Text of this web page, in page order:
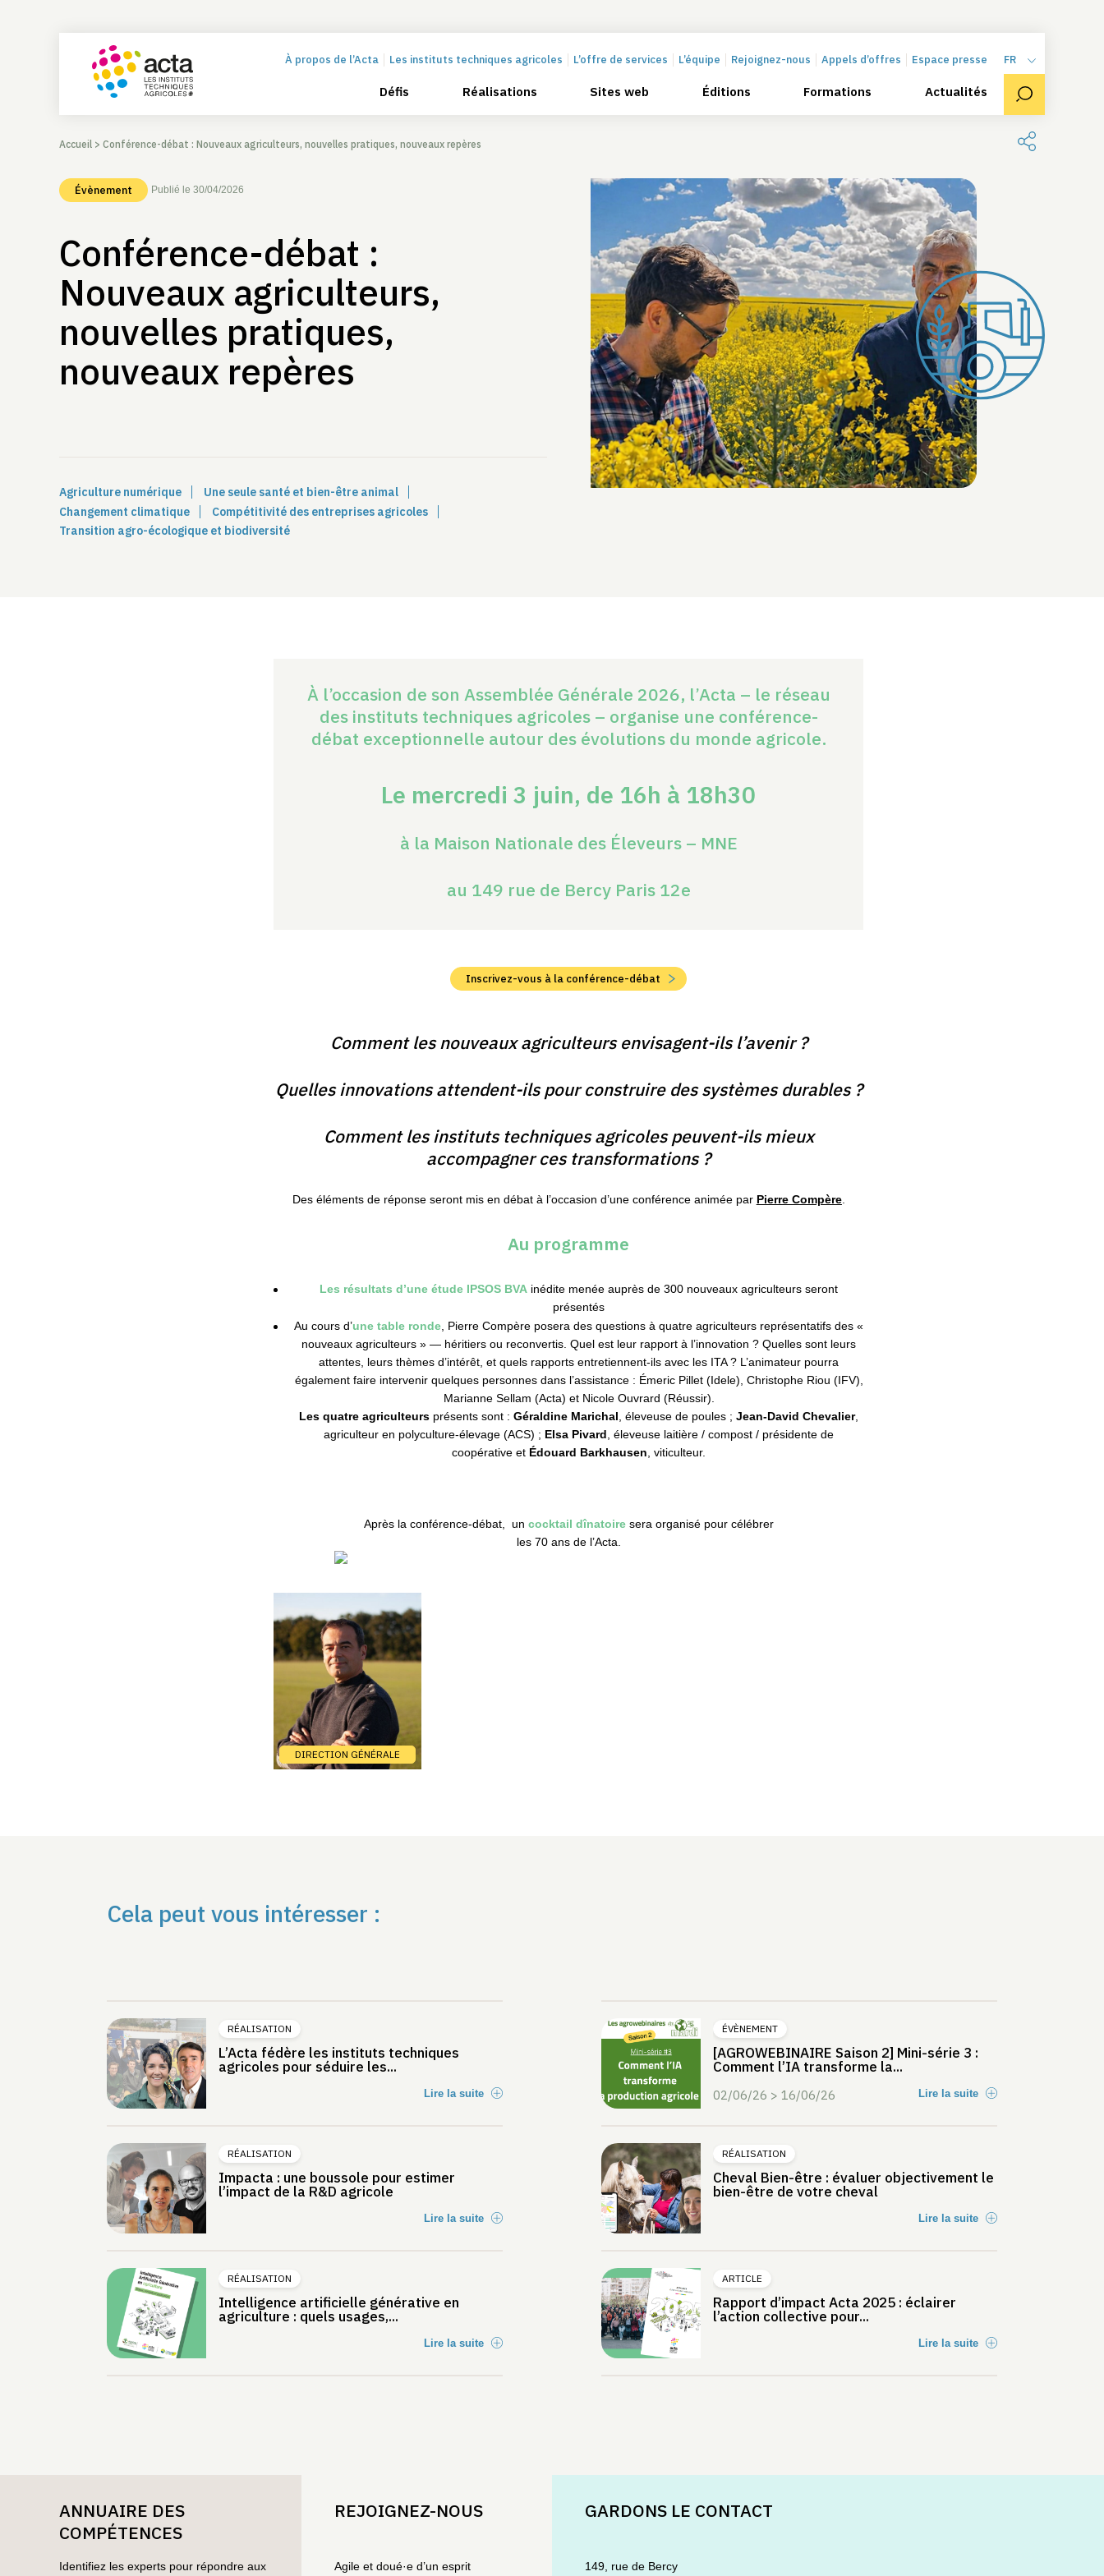
À propos de l’Acta Les instituts techniques agricoles L’offre de services L’équipe Rejoignez-nous Appels d’offres Espace presse
Défis Réalisations Sites web Éditions Formations Actualités
FR
Accueil > Conférence-débat : Nouveaux agriculteurs, nouvelles pratiques, nouveaux repères
Évènement Publié le 30/04/2026
Conférence-débat :
Nouveaux agriculteurs,
nouvelles pratiques,
nouveaux repères
Agriculture numérique
Une seule santé et bien-être animal
Changement climatique
Compétitivité des entreprises agricoles
Transition agro-écologique et biodiversité
À l’occasion de son Assemblée Générale 2026, l’Acta – le réseau
des instituts techniques agricoles – organise une conférence-
débat exceptionnelle autour des évolutions du monde agricole.
Le mercredi 3 juin, de 16h à 18h30
à la Maison Nationale des Éleveurs – MNE
au 149 rue de Bercy Paris 12e
Inscrivez-vous à la conférence-débat
Comment les nouveaux agriculteurs envisagent-ils l’avenir ?
Quelles innovations attendent-ils pour construire des systèmes durables ?
Comment les instituts techniques agricoles peuvent-ils mieux
accompagner ces transformations ?
Des éléments de réponse seront mis en débat à l’occasion d’une conférence animée par Pierre Compère.
Au programme
Les résultats d’une étude IPSOS BVA inédite menée auprès de 300 nouveaux agriculteurs seront
présentés
Au cours d’une table ronde , Pierre Compère posera des questions à quatre agriculteurs représentatifs des «
nouveaux agriculteurs » — héritiers ou reconvertis. Quel est leur rapport à l’innovation ? Quelles sont leurs
attentes, leurs thèmes d’intérêt, et quels rapports entretiennent-ils avec les ITA ? L’animateur pourra
également faire intervenir quelques personnes dans l’assistance : Émeric Pillet (Idele), Christophe Riou (IFV),
Marianne Sellam (Acta) et Nicole Ouvrard (Réussir).
Les quatre agriculteurs présents sont : Géraldine Marichal , éleveuse de poules ;Jean-David Chevalier,
agriculteur en polyculture-élevage (ACS) ; Elsa Pivard , éleveuse laitière / compost / présidente de
coopérative et Édouard Barkhausen , viticulteur.
Après la conférence-débat, un cocktail dînatoiresera organisé pour célébrer
les 70 ans de l’Acta.
DIRECTION GÉNÉRALE
Cela peut vous intéresser :
RÉALISATION
L’Acta fédère les instituts techniques
agricoles pour séduire les...
Lire la suite
RÉALISATION
Impacta : une boussole pour estimer
l’impact de la R&D agricole
Lire la suite
RÉALISATION
Intelligence artificielle générative en
agriculture : quels usages,...
Lire la suite
ÉVÈNEMENT
[AGROWEBINAIRE Saison 2] Mini-série 3 :
Comment l’IA transforme la...
02/06/26 > 16/06/26 Lire la suite
RÉALISATION
Cheval Bien-être : évaluer objectivement le
bien-être de votre cheval
Lire la suite
ARTICLE
Rapport d’impact Acta 2025 : éclairer
l’action collective pour...
Lire la suite
ANNUAIRE DES
COMPÉTENCES
Identifiez les experts pour répondre aux
REJOIGNEZ-NOUS
Agile et doué·e d’un esprit
GARDONS LE CONTACT
149, rue de Bercy